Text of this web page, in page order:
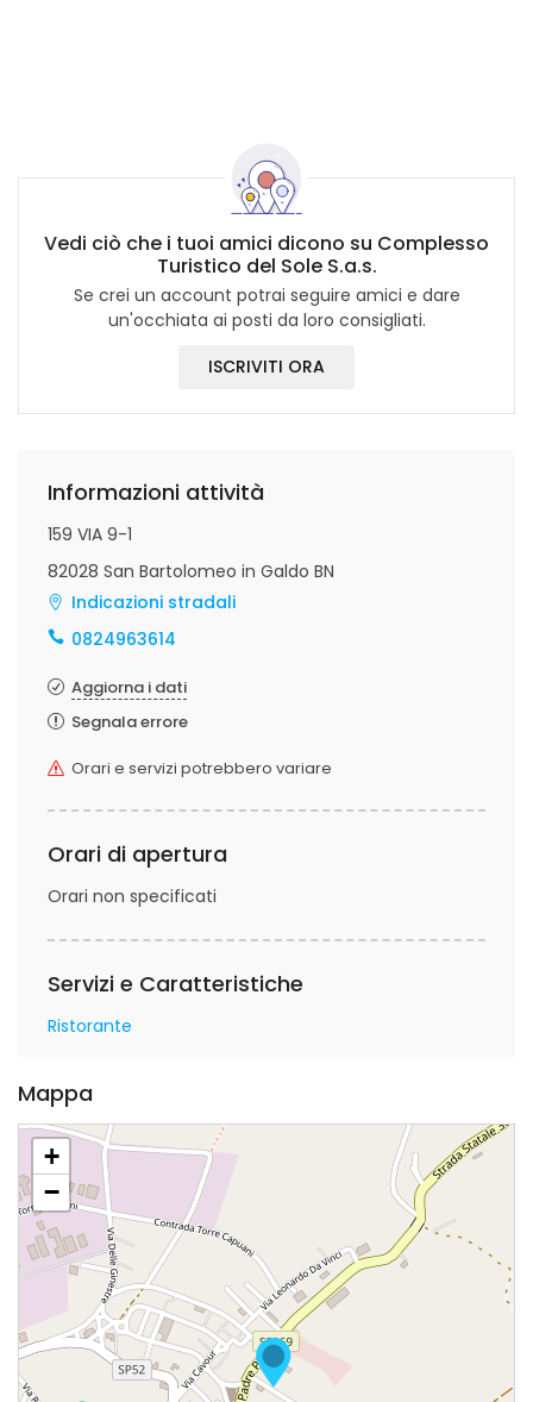
Vedi ciò che i tuoi amici dicono su Complesso
Turistico del Sole S.a.s.
Se crei un account potrai seguire amici e dare
un'occhiata ai posti da loro consigliati.
ISCRIVITI ORA
Informazioni attività
159 VIA 9-1
82028 San Bartolomeo in Galdo BN
Indicazioni stradali
0824963614
Aggiorna i dati
Segnala errore
Orari e servizi potrebbero variare
Orari di apertura
Orari non specificati
Servizi e Caratteristiche
Ristorante
Mappa
+
−